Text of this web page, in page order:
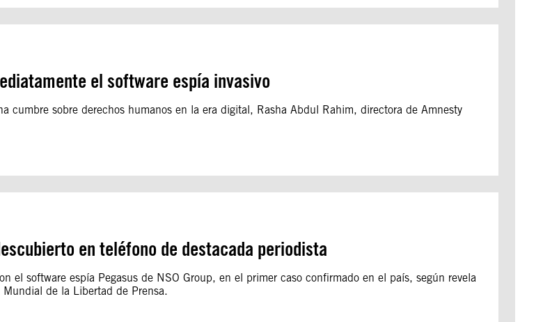
el software espía invasivo
cumbre sobre derechos humanos en la era digital, Rasha Abdul Rahim, directora de Amnesty
en teléfono de destacada periodista
el software espía Pegasus de NSO Group, en el primer caso confirmado en el país, según revela
de la Libertad de Prensa.